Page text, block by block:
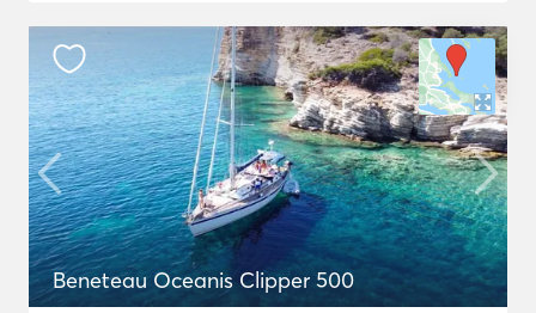
Beneteau Oceanis Clipper 500